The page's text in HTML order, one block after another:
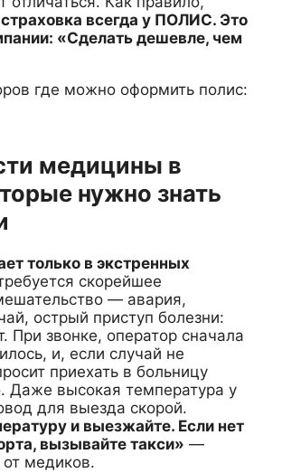
всегда у ПОЛИС. Это
«Сделать дешевле, чем
где можно оформить полис:
медицины в
нужно знать
только в экстренных
скорейшее
— авария,
острый приступ болезни:
При звонке, оператор сначала
и, если случай не
приехать в больницу
Даже высокая температура у
для выезда скорой.
и выезжайте. Если нет
вызывайте такси» —
медиков.